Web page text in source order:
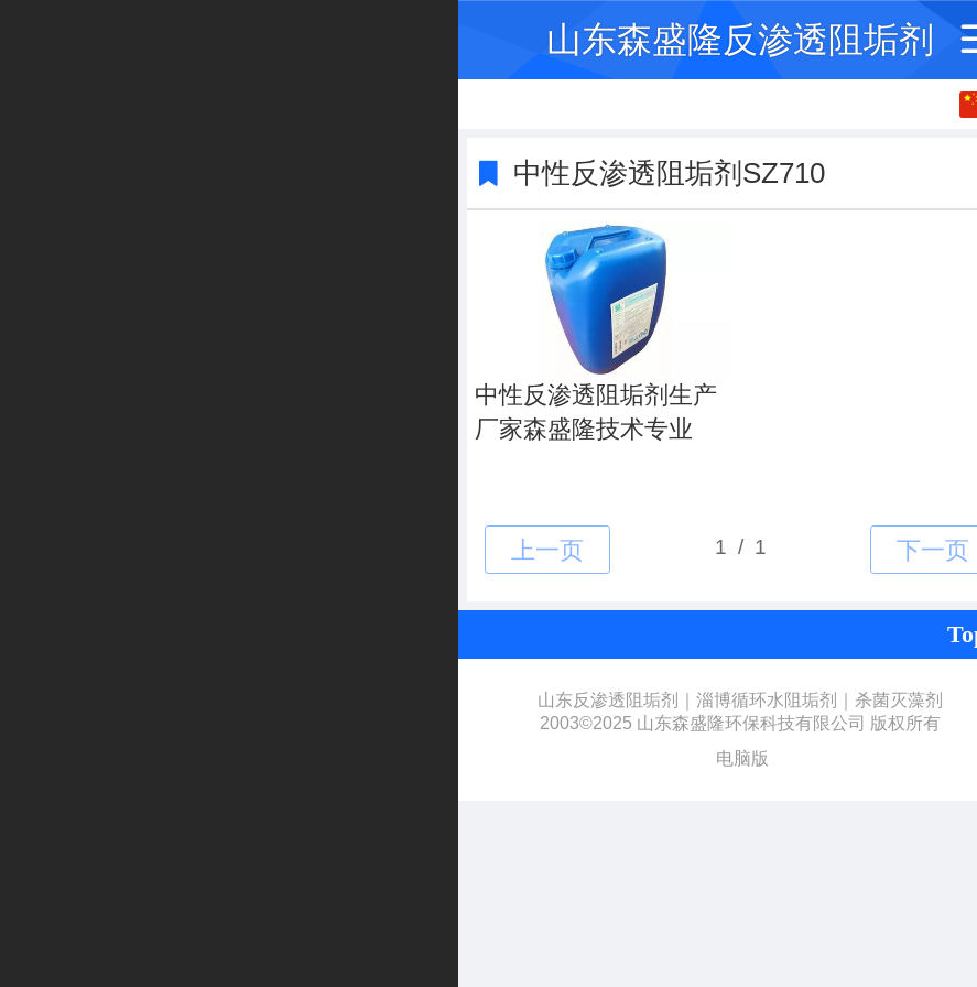
山东森盛隆反渗透阻垢剂
繁体
中性反渗透阻垢剂SZ710
中性反渗透阻垢剂生产
厂家森盛隆技术专业
山东反渗透阻垢剂｜淄博循环水阻垢剂｜杀菌灭藻剂
2003©2025 山东森盛隆环保科技有限公司 版权所有
电脑版